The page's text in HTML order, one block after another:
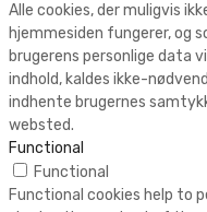
Alle cookies, der muligvis
hjemmesiden fungerer, og
brugerens personlige data
indhold, kaldes ikke-
indhente brugernes
websted.
Functional
Functional
Functional cookies help to